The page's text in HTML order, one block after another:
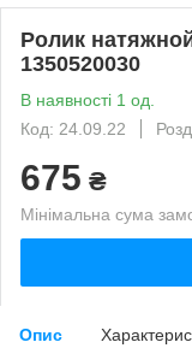
Ролик
1350520030
В наявності 1 од.
Код: 24.09.22
675 ₴
Мінімальна сума
Опис